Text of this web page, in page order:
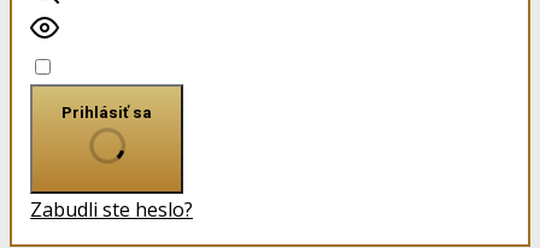
Prihlásiť sa
Zabudli ste heslo?